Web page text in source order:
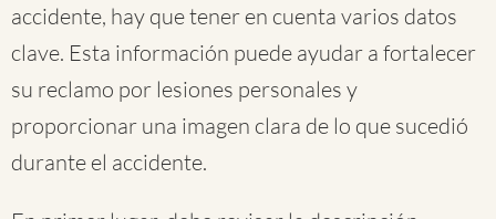
accidente, hay que tener en cuenta varios datos
clave. Esta información puede ayudar a fortalecer
su reclamo por lesiones personales y
proporcionar una imagen clara de lo que sucedió
durante el accidente.